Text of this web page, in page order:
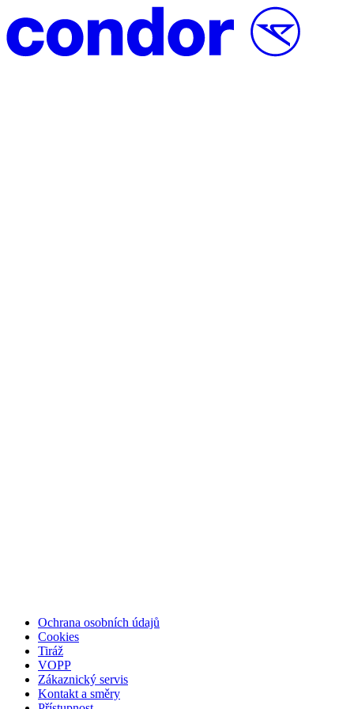
Ochrana osobních údajů
Cookies
Tiráž
VOPP
Zákaznický servis
Kontakt a směry